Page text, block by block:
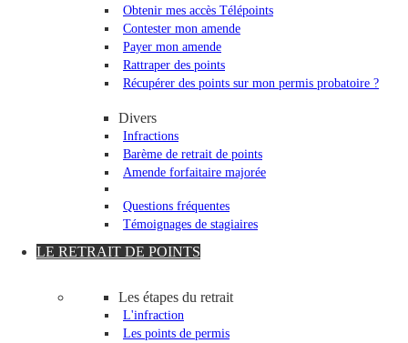
Obtenir mes accès Télépoints
Contester mon amende
Payer mon amende
Rattraper des points
Récupérer des points sur mon permis probatoire ?
Divers
Infractions
Barème de retrait de points
Amende forfaitaire majorée
Questions fréquentes
Témoignages de stagiaires
LE RETRAIT DE POINTS
Les étapes du retrait
L'infraction
Les points de permis